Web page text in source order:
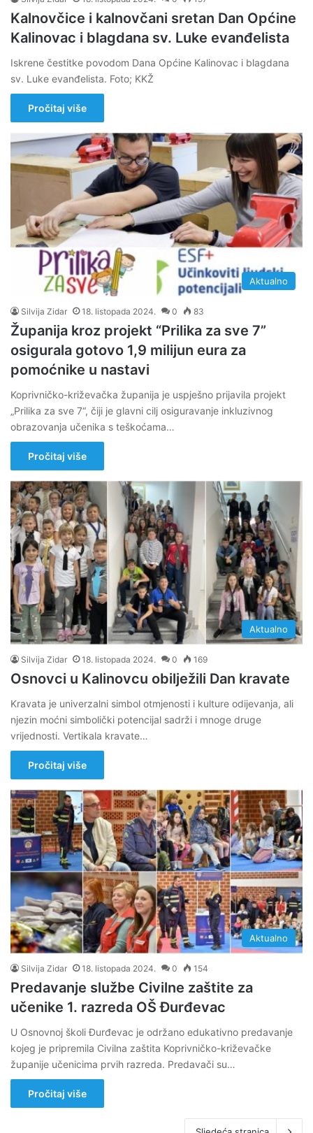
Kalnovčice i kalnovčani sretan Dan Općine
Kalinovac i blagdana sv. Luke evanđelista
Iskrene čestitke povodom Dana Općine Kalinovac i blagdana
sv. Luke evanđelista. Foto; KKŽ
Pročitaj više
Aktualno
Silvija Zidar 18. listopada 2024. 0 83
Županija kroz projekt “Prilika za sve 7”
osigurala gotovo 1,9 milijun eura za
pomoćnike u nastavi
Koprivničko-križevačka županija je uspješno prijavila projekt
„Prilika za sve 7“, čiji je glavni cilj osiguravanje inkluzivnog
obrazovanja učenika s teškoćama…
Pročitaj više
Aktualno
Silvija Zidar 18. listopada 2024. 0 169
Osnovci u Kalinovcu obilježili Dan kravate
Kravata je univerzalni simbol otmjenosti i kulture odijevanja, ali
njezin moćni simbolički potencijal sadrži i mnoge druge
vrijednosti. Vertikala kravate…
Pročitaj više
Aktualno
Silvija Zidar 18. listopada 2024. 0 154
Predavanje službe Civilne zaštite za
učenike 1. razreda OŠ Đurđevac
U Osnovnoj školi Đurđevac je održano edukativno predavanje
kojeg je pripremila Civilna zaštita Koprivničko-križevačke
županije učenicima prvih razreda. Predavači su…
Pročitaj više